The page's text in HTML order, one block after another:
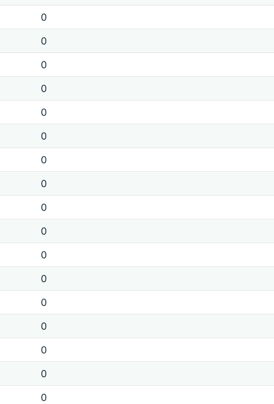
0
0
0
0
0
0
0
0
0
0
0
0
0
0
0
0
0